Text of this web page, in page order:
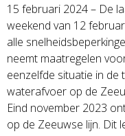
15 februari 2024 – De
weekend van 12
alle
neemt maatregelen
eenzelfde situatie in
waterafvoer op de
Eind november 2023
op de Zeeuwse lijn. Dit